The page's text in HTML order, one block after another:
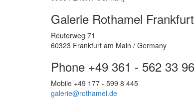
Galerie Rothamel Frankfurt
Reuterweg 71
60323 Frankfurt am Main / Germany
Phone +49 361 - 562 33 96
Mobile +49 177 - 599 8 445
galerie@rothamel.de